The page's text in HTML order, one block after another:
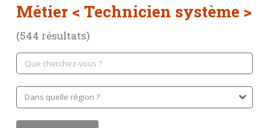
Métier < Technicien système >
(544 résultats)